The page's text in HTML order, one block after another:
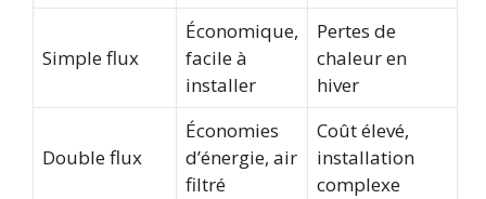
Simple flux
Économique,
facile à
installer
Pertes de
chaleur en
hiver
Double flux
Économies
d’énergie, air
filtré
Coût élevé,
installation
complexe